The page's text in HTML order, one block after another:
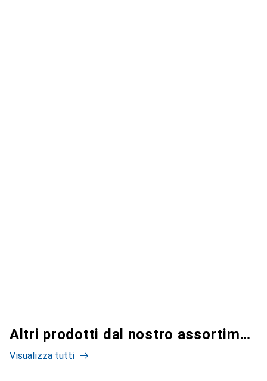
Altri prodotti dal nostro assortimento
Visualizza tutti